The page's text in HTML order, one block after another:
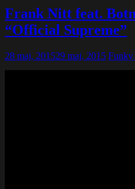
Frank Nitt feat.
“Official Supreme”
28 maj, 201529 maj, 2015 Funky